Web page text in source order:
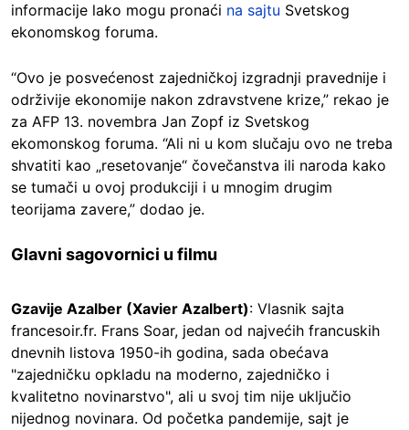
informacije lako mogu pronaći na sajtu Svetskog
ekonomskog foruma.
“Ovo je posvećenost zajedničkoj izgradnji pravednije i
održivije ekonomije nakon zdravstvene krize,” rekao je
za AFP 13. novembra Jan Zopf iz Svetskog
ekomonskog foruma. “Ali ni u kom slučaju ovo ne treba
shvatiti kao „resetovanje“ čovečanstva ili naroda kako
se tumači u ovoj produkciji i u mnogim drugim
teorijama zavere,” dodao je.
Glavni sagovornici u filmu
Gzavije Azalber (Xavier Azalbert): Vlasnik sajta
francesoir.fr. Frans Soar, jedan od najvećih francuskih
dnevnih listova 1950-ih godina, sada obećava
"zajedničku opkladu na moderno, zajedničko i
kvalitetno novinarstvo", ali u svoj tim nije uključio
nijednog novinara. Od početka pandemije, sajt je